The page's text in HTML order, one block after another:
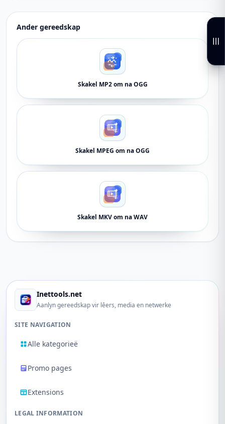
Ander gereedskap
Skakel MP2 om na OGG
Skakel MPEG om na OGG
Skakel MKV om na WAV
Inettools.net
Aanlyn gereedskap vir lêers, media en netwerke
SITE NAVIGATION
Alle kategorieë
Promo pages
Extensions
LEGAL INFORMATION